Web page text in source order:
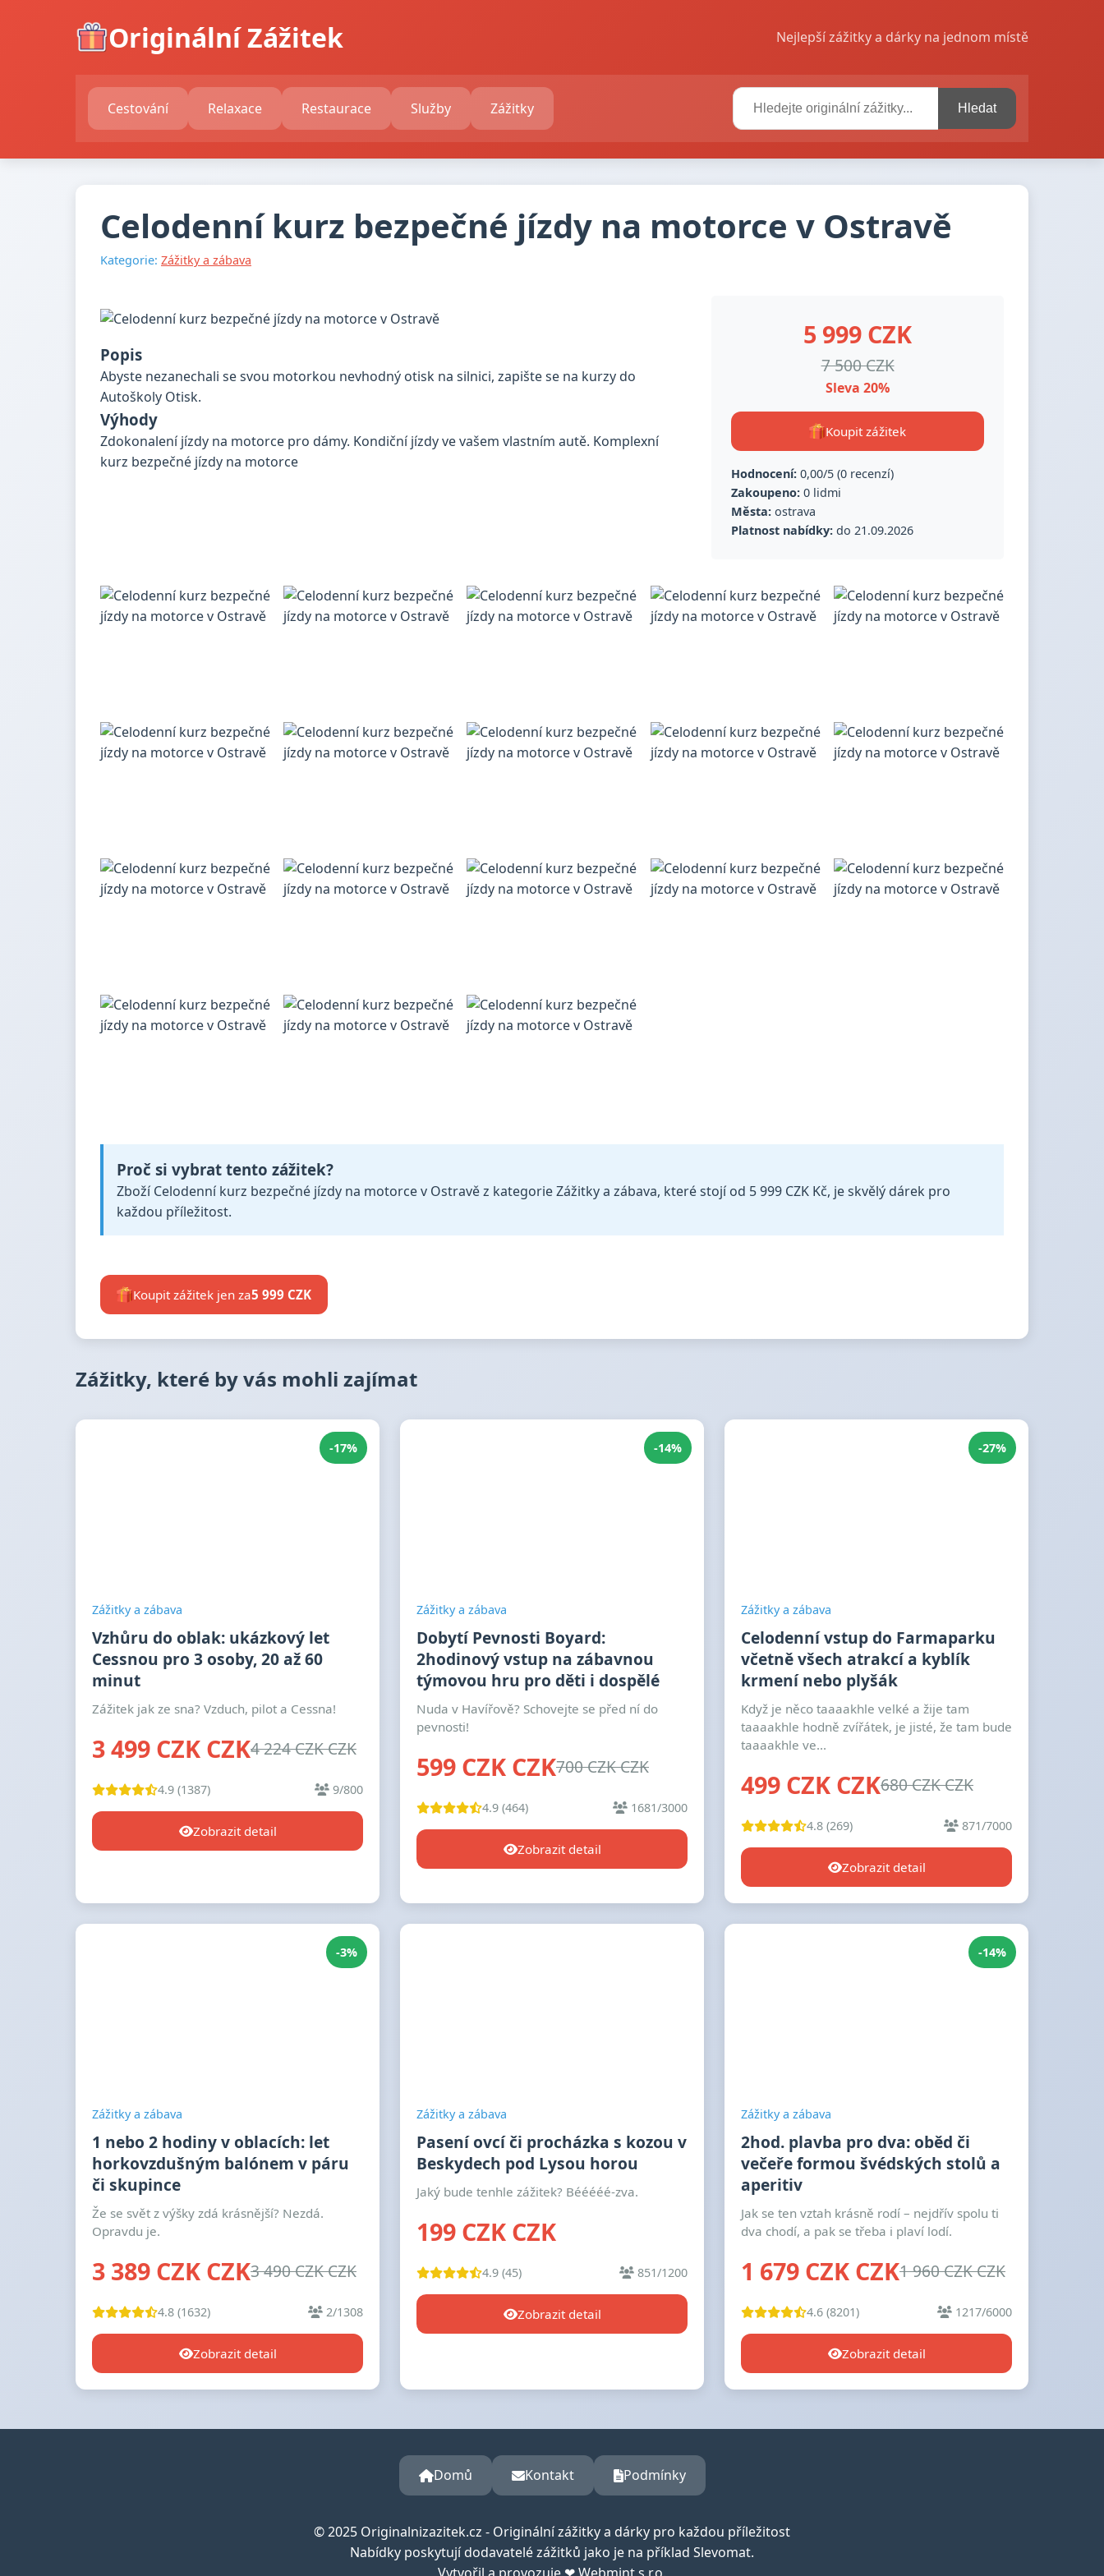
Originální Zážitek Nejlepší zážitky a dárky na jednom místě
Cestování Relaxace Restaurace Služby Zážitky Hledat
Celodenní kurz bezpečné jízdy na motorce v Ostravě
Kategorie: Zážitky a zábava
Popis
Abyste nezanechali se svou motorkou nevhodný otisk na silnici, zapište se na kurzy do
Autoškoly Otisk.
Výhody
Zdokonalení jízdy na motorce pro dámy. Kondiční jízdy ve vašem vlastním autě. Komplexní
kurz bezpečné jízdy na motorce
5 999 CZK
7 500 CZK
Sleva 20%
Koupit zážitek
Hodnocení: 0,00/5 (0 recenzí)
Zakoupeno: 0 lidmi
Města: ostrava
Platnost nabídky: do 21.09.2026
Proč si vybrat tento zážitek?
Zboží Celodenní kurz bezpečné jízdy na motorce v Ostravě z kategorie Zážitky a zábava, které stojí od 5 999 CZK Kč, je skvělý dárek pro
každou příležitost.
Koupit zážitek jen za5 999 CZK
Zážitky, které by vás mohli zajímat
-17%
Zážitky a zábava
Vzhůru do oblak: ukázkový let
Cessnou pro 3 osoby, 20 až 60
minut
Zážitek jak ze sna? Vzduch, pilot a Cessna!
3 499 CZK CZK4 224 CZK CZK
4.9 (1387) 9/800
Zobrazit detail
-14%
Zážitky a zábava
Dobytí Pevnosti Boyard:
2hodinový vstup na zábavnou
týmovou hru pro děti i dospělé
Nuda v Havířově? Schovejte se před ní do
pevnosti!
599 CZK CZK700 CZK CZK
4.9 (464) 1681/3000
Zobrazit detail
-27%
Zážitky a zábava
Celodenní vstup do Farmaparku
včetně všech atrakcí a kyblík
krmení nebo plyšák
Když je něco taaaakhle velké a žije tam
taaaakhle hodně zvířátek, je jisté, že tam bude
taaaakhle ve...
499 CZK CZK680 CZK CZK
4.8 (269) 871/7000
Zobrazit detail
-3%
Zážitky a zábava
1 nebo 2 hodiny v oblacích: let
horkovzdušným balónem v páru
či skupince
Že se svět z výšky zdá krásnější? Nezdá.
Opravdu je.
3 389 CZK CZK3 490 CZK CZK
4.8 (1632) 2/1308
Zobrazit detail
Zážitky a zábava
Pasení ovcí či procházka s kozou v
Beskydech pod Lysou horou
Jaký bude tenhle zážitek? Bééééé-zva.
199 CZK CZK
4.9 (45) 851/1200
Zobrazit detail
-14%
Zážitky a zábava
2hod. plavba pro dva: oběd či
večeře formou švédských stolů a
aperitiv
Jak se ten vztah krásně rodí – nejdřív spolu ti
dva chodí, a pak se třeba i plaví lodí.
1 679 CZK CZK1 960 CZK CZK
4.6 (8201) 1217/6000
Zobrazit detail
Domů Kontakt Podmínky
© 2025 Originalnizazitek.cz - Originální zážitky a dárky pro každou příležitost
Nabídky poskytují dodavatelé zážitků jako je na příklad Slevomat.